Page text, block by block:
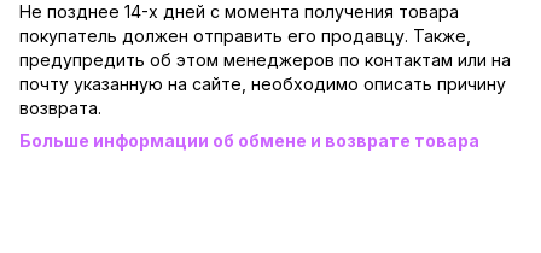
Не позднее 14-х дней с момента получения товара
покупатель должен отправить его продавцу. Также,
предупредить об этом менеджеров по контактам или на
почту указанную на сайте, необходимо описать причину
возврата.
Больше информации об обмене и возврате товара